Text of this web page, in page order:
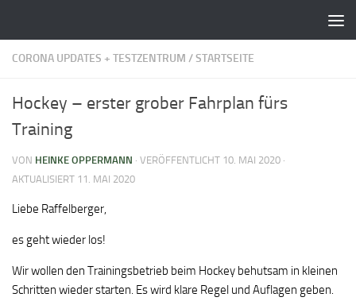
CORONA UPDATES + TESTZENTRUM /STARTSEITE
Hockey – erster grober Fahrplan fürs
Training
VON HEINKE OPPERMANN · VERÖFFENTLICHT 10. MAI 2020 ·
AKTUALISIERT 11. MAI 2020
Liebe Raffelberger,
es geht wieder los!
Wir wollen den Trainingsbetrieb beim Hockey behutsam in kleinen
Schritten wieder starten. Es wird klare Regel und Auflagen geben.